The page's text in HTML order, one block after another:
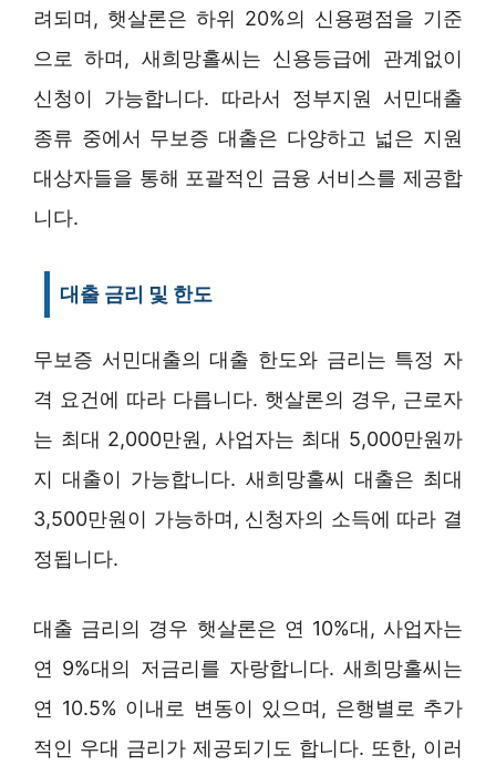
려되며, 햇살론은 하위 20%의 신용평점을 기준
으로 하며, 새희망홀씨는 신용등급에 관계없이
신청이 가능합니다. 따라서 정부지원 서민대출
종류 중에서 무보증 대출은 다양하고 넓은 지원
대상자들을 통해 포괄적인 금융 서비스를 제공합
니다.
대출 금리 및 한도
무보증 서민대출의 대출 한도와 금리는 특정 자
격 요건에 따라 다릅니다. 햇살론의 경우, 근로자
는 최대 2,000만원, 사업자는 최대 5,000만원까
지 대출이 가능합니다. 새희망홀씨 대출은 최대
3,500만원이 가능하며, 신청자의 소득에 따라 결
정됩니다.
대출 금리의 경우 햇살론은 연 10%대, 사업자는
연 9%대의 저금리를 자랑합니다. 새희망홀씨는
연 10.5% 이내로 변동이 있으며, 은행별로 추가
적인 우대 금리가 제공되기도 합니다. 또한, 이러